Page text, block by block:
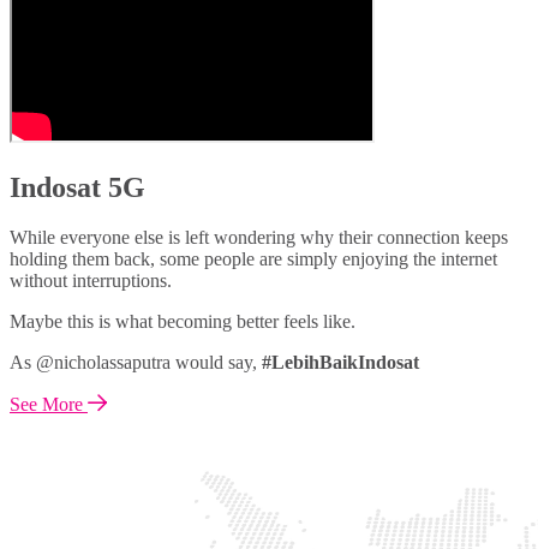
Indosat 5G
While everyone else is left wondering why their connection keeps
holding them back, some people are simply enjoying the internet
without interruptions.
Maybe this is what becoming better feels like.
As @nicholassaputra would say, #LebihBaikIndosat
See More